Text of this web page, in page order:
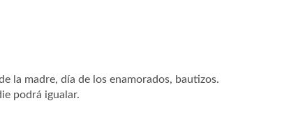
la madre, día de los enamorados, bautizos.
podrá igualar.